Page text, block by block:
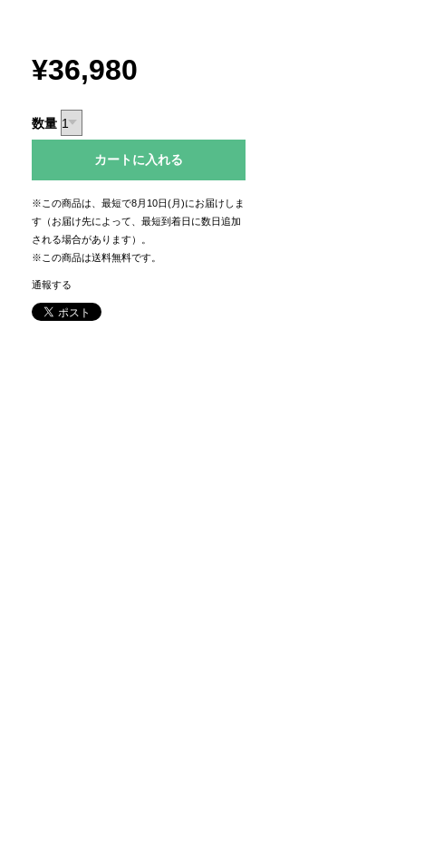
¥36,980
数量
カートに入れる
※この商品は、最短で8月10日(月)にお届けしま
す（お届け先によって、最短到着日に数日追加
される場合があります）。
※この商品は送料無料です。
通報する